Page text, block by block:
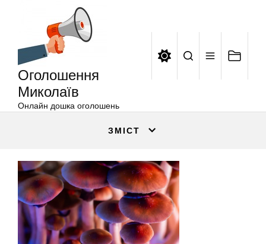
Оголошення
Миколаїв
Онлайн дошка оголошень
ЗМІСТ